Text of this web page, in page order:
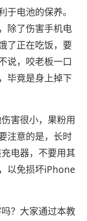
电池的保养。
除了伤害手机电
了正在吃饭，要
说，咬老板一口
毕竟是身上掉下
害很小，果粉用
注意的是，长时
电器，不要用其
以免损坏iPhone
？大家通过本教